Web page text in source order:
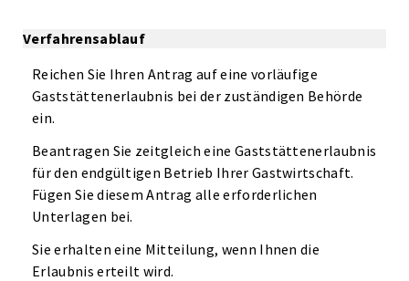
Verfahrensablauf
Reichen Sie Ihren Antrag auf eine vorläufige
Gaststättenerlaubnis bei der zuständigen Behörde
ein.
Beantragen Sie zeitgleich eine Gaststättenerlaubnis
für den endgültigen Betrieb Ihrer Gastwirtschaft.
Fügen Sie diesem Antrag alle erforderlichen
Unterlagen bei.
Sie erhalten eine Mitteilung, wenn Ihnen die
Erlaubnis erteilt wird.